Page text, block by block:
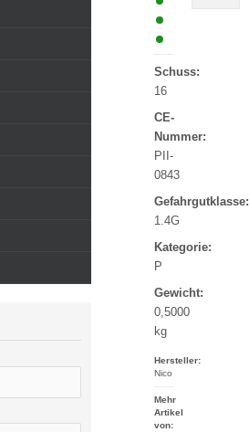
Schuss:
16
CE-
Nummer:
PII-
0843
Gefahrgutklasse:
1.4G
Kategorie:
P
Gewicht:
0,5000
kg
Hersteller:
Nico
Mehr
Artikel
von: